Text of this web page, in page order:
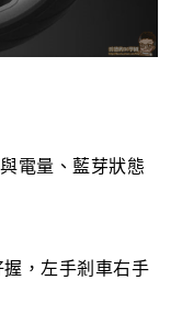
電量、藍芽狀態
，左手剎車右手